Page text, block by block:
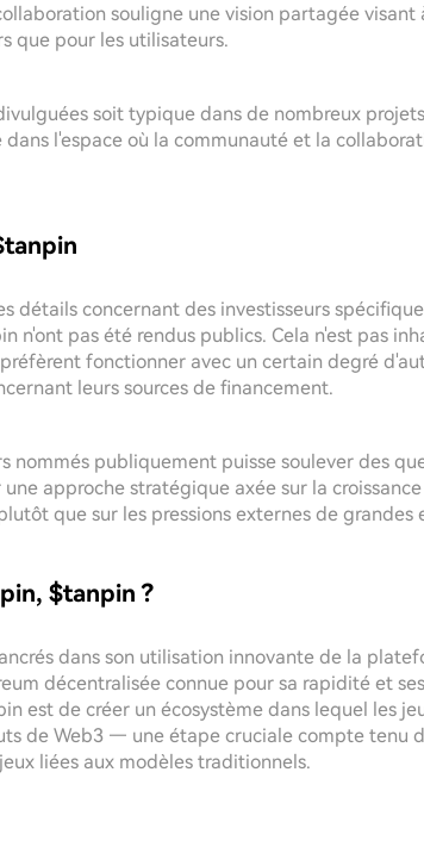
souligne une vision partagée visant
que pour les utilisateurs.
soit typique dans de nombreux
l'espace où la communauté et la
détails concernant des investisseurs
n'ont pas été rendus publics. Cela n'est pas
fonctionner avec un certain degré
leurs sources de financement.
nommés publiquement puisse soulever des
approche stratégique axée sur la
que sur les pressions externes de grandes
$tanpin ?
dans son utilisation innovante de la
décentralisée connue pour sa rapidité et
est de créer un écosystème dans lequel les
de Web3 — une étape cruciale compte tenu
liées aux modèles traditionnels.